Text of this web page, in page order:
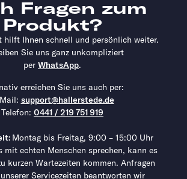
Fragen zum
Produkt?
hilft Ihnen schnell und persönlich weiter.
Sie uns ganz unkompliziert
per WhatsApp.
erreichen Sie uns auch per:
support@hallerstede.de
Telefon: 0441 / 219 751 919
Montag bis Freitag, 9:00 – 15:00 Uhr
mit echten Menschen sprechen, kann es
kurzen Wartezeiten kommen. Anfragen
Servicezeiten beantworten wir